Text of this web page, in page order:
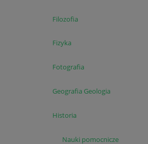
Filozofia
Fizyka
Fotografia
Geografia Geologia
Historia
Nauki pomocnicze